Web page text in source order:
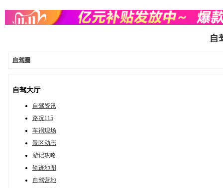
自
自驾圈
自驾大厅
自驾资讯
路况115
车祸现场
景区动态
游记攻略
轨迹地图
自驾营地